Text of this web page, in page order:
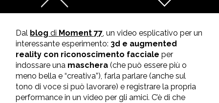
Dal blog di Moment 77, un video esplicativo per un
interessante esperimento: 3d e augmented
reality con riconoscimento facciale per
indossare una maschera (che può essere più o
meno bella e “creativa”), farla parlare (anche sul
tono di voce si può lavorare) e registrare la propria
performance in un video per gli amici. C’è di che